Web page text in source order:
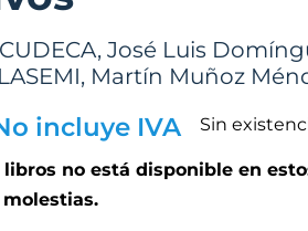
, José Luis
LASEMI, Martín Muñoz
incluye IVA Sin
libros no está disponible en